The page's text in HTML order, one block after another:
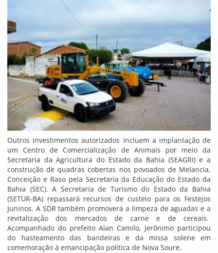
Outros investimentos autorizados incluem a implantação de
um Centro de Comercialização de Animais por meio da
Secretaria da Agricultura do Estado da Bahia (SEAGRI) e a
construção de quadras cobertas nos povoados de Melancia,
Conceição e Raso pela Secretaria da Educação do Estado da
Bahia (SEC). A Secretaria de Turismo do Estado da Bahia
(SETUR-BA) repassará recursos de custeio para os Festejos
Juninos. A SDR também promoverá a limpeza de aguadas e a
revitalização dos mercados de carne e de cereais.
Acompanhado do prefeito Alan Camilo, Jerônimo participou
do hasteamento das bandeiras e da missa solene em
comemoração à emancipação política de Nova Soure.